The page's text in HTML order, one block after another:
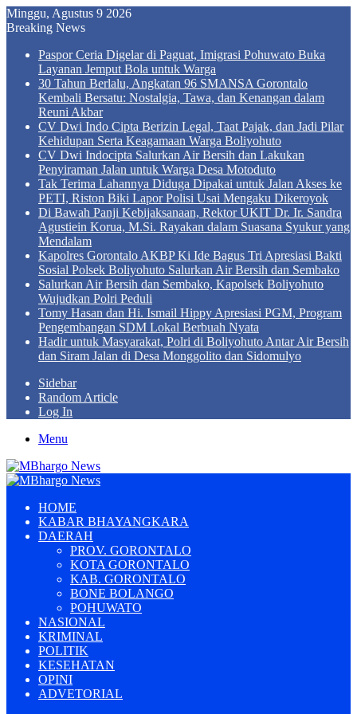
Minggu, Agustus 9 2026
Breaking News
Paspor Ceria Digelar di Paguat, Imigrasi Pohuwato Buka
Layanan Jemput Bola untuk Warga
30 Tahun Berlalu, Angkatan 96 SMANSA Gorontalo
Kembali Bersatu: Nostalgia, Tawa, dan Kenangan dalam
Reuni Akbar
CV Dwi Indo Cipta Berizin Legal, Taat Pajak, dan Jadi Pilar
Kehidupan Serta Keagamaan Warga Boliyohuto
CV Dwi Indocipta Salurkan Air Bersih dan Lakukan
Penyiraman Jalan untuk Warga Desa Motoduto
Tak Terima Lahannya Diduga Dipakai untuk Jalan Akses ke
PETI, Riston Biki Lapor Polisi Usai Mengaku Dikeroyok
Di Bawah Panji Kebijaksanaan, Rektor UKIT Dr. Ir. Sandra
Agustiein Korua, M.Si. Rayakan dalam Suasana Syukur yang
Mendalam
Kapolres Gorontalo AKBP Ki Ide Bagus Tri Apresiasi Bakti
Sosial Polsek Boliyohuto Salurkan Air Bersih dan Sembako
Salurkan Air Bersih dan Sembako, Kapolsek Boliyohuto
Wujudkan Polri Peduli
Tomy Hasan dan Hi. Ismail Hippy Apresiasi PGM, Program
Pengembangan SDM Lokal Berbuah Nyata
Hadir untuk Masyarakat, Polri di Boliyohuto Antar Air Bersih
dan Siram Jalan di Desa Monggolito dan Sidomulyo
Sidebar
Random Article
Log In
Menu
HOME
KABAR BHAYANGKARA
DAERAH
PROV. GORONTALO
KOTA GORONTALO
KAB. GORONTALO
BONE BOLANGO
POHUWATO
NASIONAL
KRIMINAL
POLITIK
KESEHATAN
OPINI
ADVETORIAL